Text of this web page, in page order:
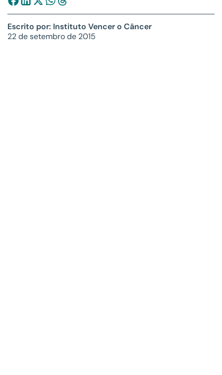
Escrito por: Instituto Vencer o Câncer
22 de setembro de 2015